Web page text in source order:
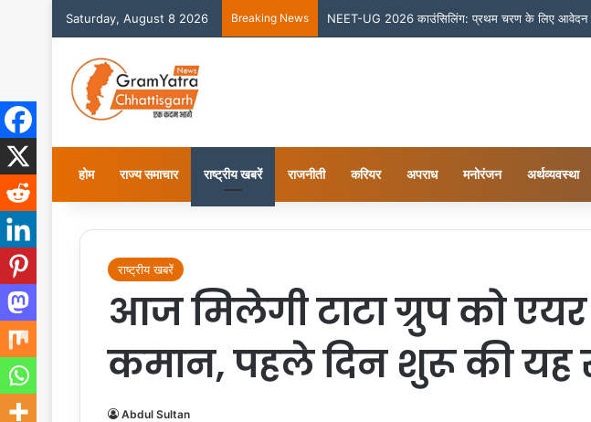
Saturday, August 8 2026 Breaking News NEET-UG 2026 काउंसिलिंग: प्रथम चरण के लिए आवेदन
होम राज्य समाचार राष्ट्रीय खबरें राजनीती करियर अपराध मनोरंजन अर्थव्यवस्था
राष्ट्रीय खबरें
आज मिलेगी टाटा ग्रुप को एयर
कमान, पहले दिन शुरू की यह
Abdul Sultan